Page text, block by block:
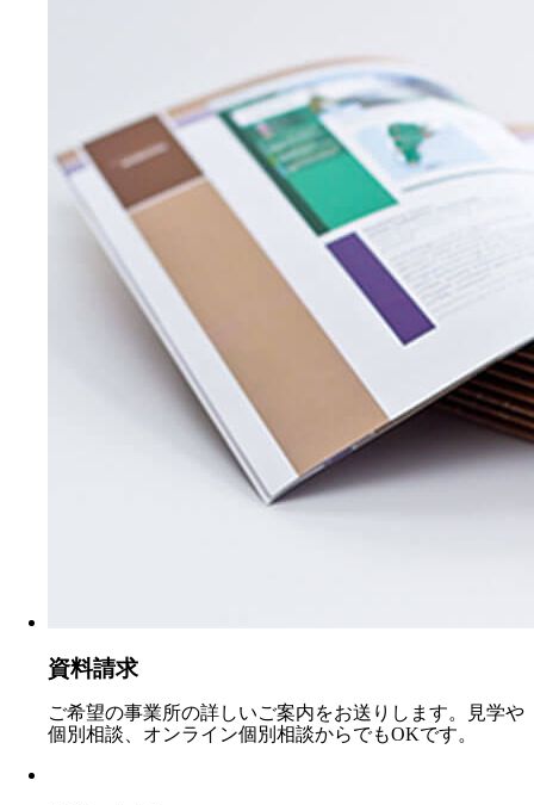
資料請求
ご希望の事業所の詳しいご案内をお送りします。見学や
個別相談、オンライン個別相談からでもOKです。